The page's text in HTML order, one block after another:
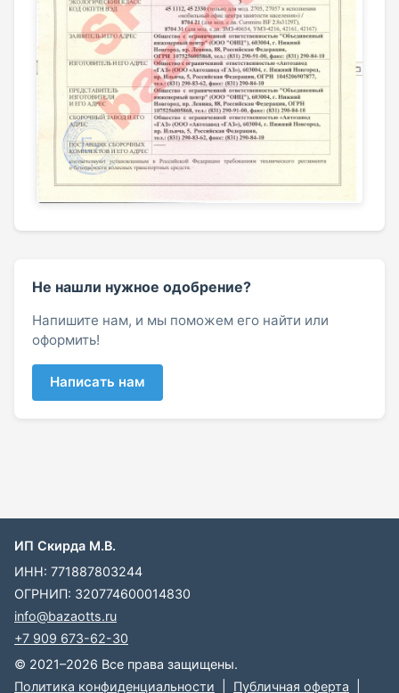
Не нашли нужное одобрение?
Напишите нам, и мы поможем его найти или
оформить!
Написать нам
ИП Скирда М.В.
ИНН: 771887803244
ОГРНИП: 320774600014830
info@bazaotts.ru
+7 909 673-62-30
© 2021–2026 Все права защищены.
Политика конфиденциальности
Публичная оферта